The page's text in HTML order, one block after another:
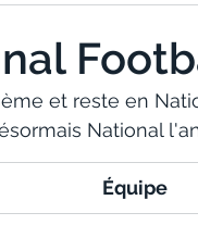
et reste en
National
Équipe